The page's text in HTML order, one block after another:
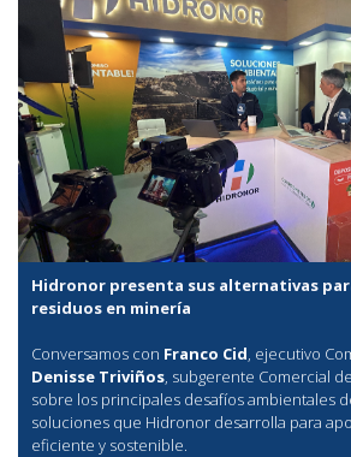
Hidronor presenta sus alternativas
residuos en minería
Conversamos con Franco Cid, ejecutivo
Denisse Triviños, subgerente Comercial
sobre los principales desafíos ambientales
soluciones que Hidronor desarrolla para
eficiente y sostenible.